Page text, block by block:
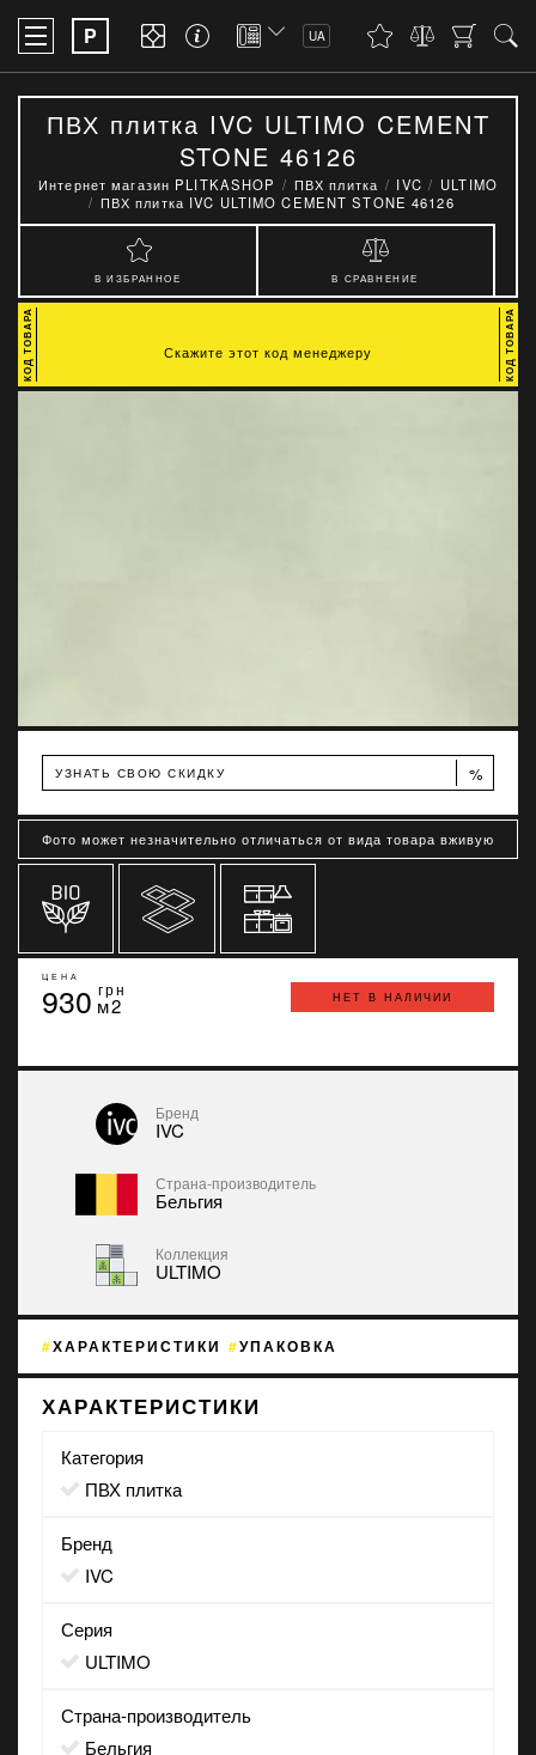
P UA
ПВХ плитка IVC ULTIMO CEMENT
STONE 46126
Интернет магазин PLITKASHOP ПВХ плитка IVC
ULTIMO
ПВХ плитка IVC ULTIMO CEMENT STONE 46126
В ИЗБРАННОЕ В СРАВНЕНИЕ
УЗНАТЬ СВОЮ СКИДКУ %
Фото может незначительно отличаться от вида товара вживую
ЦЕНА
930 грн
м2 НЕТ В НАЛИЧИИ
Бренд
IVC
Страна-производитель
Бельгия
Коллекция
ULTIMO
ХАРАКТЕРИСТИКИ УПАКОВКА
ХАРАКТЕРИСТИКИ
Категория
ПВХ плитка
Бренд
IVC
Серия
ULTIMO
Страна-производитель
Бельгия
Скажите этот код менеджеру